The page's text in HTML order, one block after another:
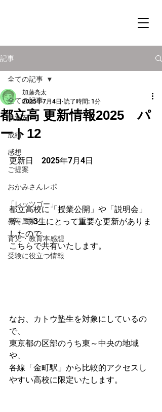
記事
全ての記事
塾近況
成績
感想
ご提案
おかみさんレポ
「レッツゴー」
教室風景
育児・教育本感想
受験に役立つ情報
全ての記事
都立高 更新情報2025 パ
ート12
加藤亮太
2025年7月4日 読了時間: 1分
更新日　2025年7月4日
都立高校に「授業公開」や「説明会」
等、中3生にとって重要な更新がありま
したので、
こちらで共有いたします。
なお、カトウ塾生を対象にしているの
で、
東京都の区部のうち東～中央の地域
や、
各線「金町駅」から比較的アクセスし
やすい高校に限定いたします。